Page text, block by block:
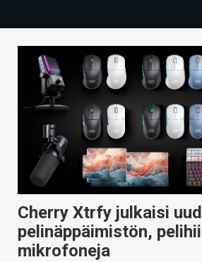
TECHBBS
TIETOA
HINTA.FI
VAIHDA TEEMA
HAKU
Cherry Xtrfy julkaisi
pelinäppäimistön,
mikrofoneja